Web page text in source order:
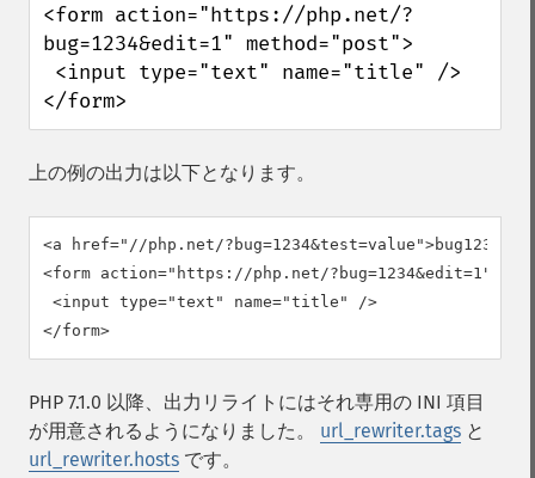
<form action="https://php.net/?
bug=1234&edit=1" method="post">
</form>
上の例の出力は以下となります。
<a href="//php.net/?bug=1234&test=value">bug1234</
<form action="https://php.net/?bug=1234&edit=1"
<input type="text" name="title" />
PHP 7.1.0 以降、出力リライトにはそれ専用の INI 項目
が用意されるようになりました。 url_rewriter.tags と
url_rewriter.hosts です。